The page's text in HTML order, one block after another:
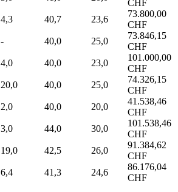
CHF
4,3 40,7 23,6
73.800,00
CHF
- 40,0 25,0
73.846,15
CHF
4,0 40,0 23,0
101.000,00
CHF
20,0 40,0 25,0
74.326,15
CHF
2,0 40,0 20,0
41.538,46
CHF
3,0 44,0 30,0
101.538,46
CHF
19,0 42,5 26,0
91.384,62
CHF
6,4 41,3 24,6
86.176,04
CHF